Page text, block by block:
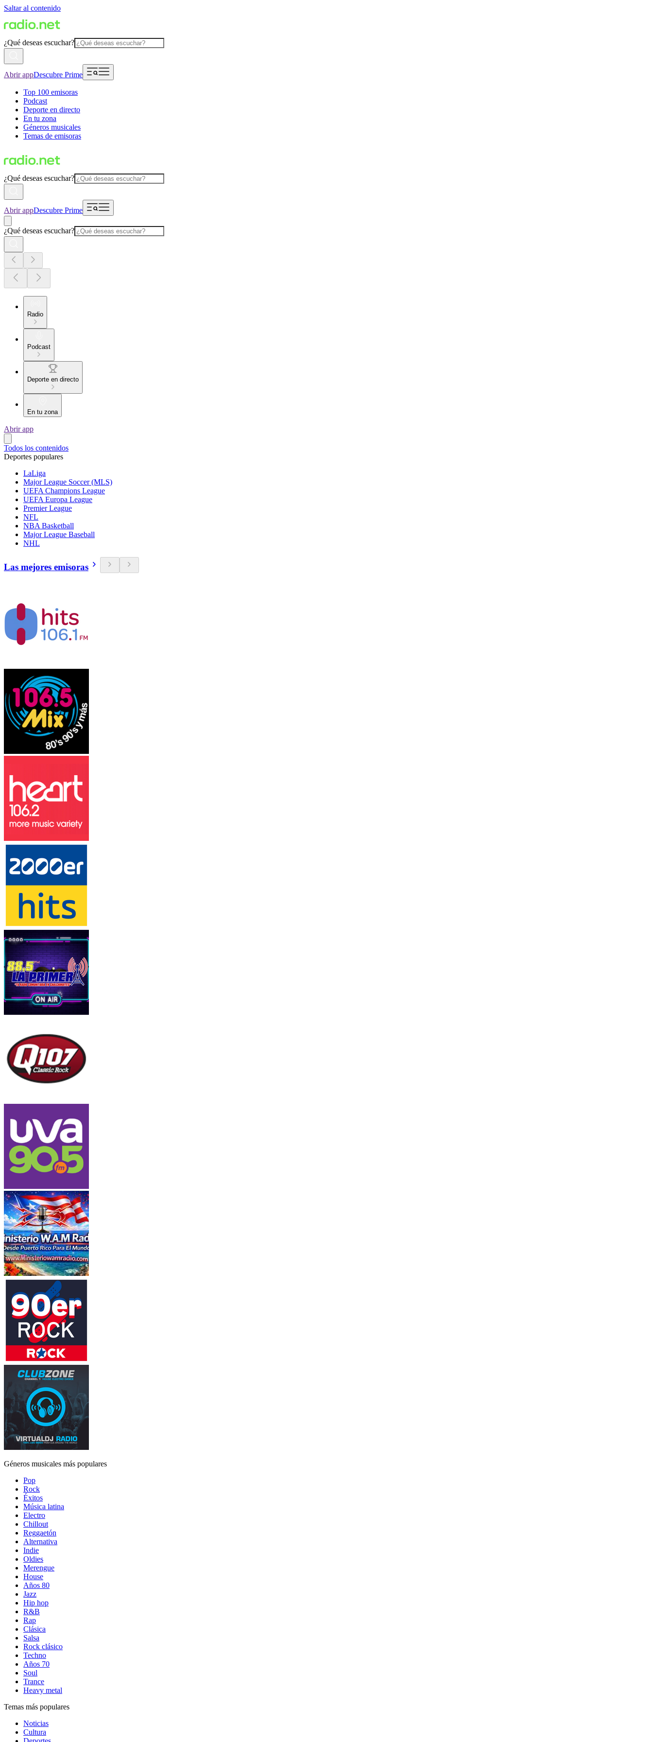
Saltar al contenido
¿Qué deseas escuchar?
Abrir appDescubre Prime
Top 100 emisoras
Podcast
Deporte en directo
En tu zona
Géneros musicales
Temas de emisoras
¿Qué deseas escuchar?
Abrir appDescubre Prime
¿Qué deseas escuchar?
Radio
Podcast
Deporte en directo
En tu zona
Abrir app
Todos los contenidos
Deportes populares
LaLiga
Major League Soccer (MLS)
UEFA Champions League
UEFA Europa League
Premier League
NFL
NBA Basketball
Major League Baseball
NHL
Las mejores emisoras
Géneros musicales más populares
Pop
Rock
Éxitos
Música latina
Electro
Chillout
Reggaetón
Alternativa
Indie
Oldies
Merengue
House
Años 80
Jazz
Hip hop
R&B
Rap
Clásica
Salsa
Rock clásico
Techno
Años 70
Soul
Trance
Heavy metal
Temas más populares
Noticias
Cultura